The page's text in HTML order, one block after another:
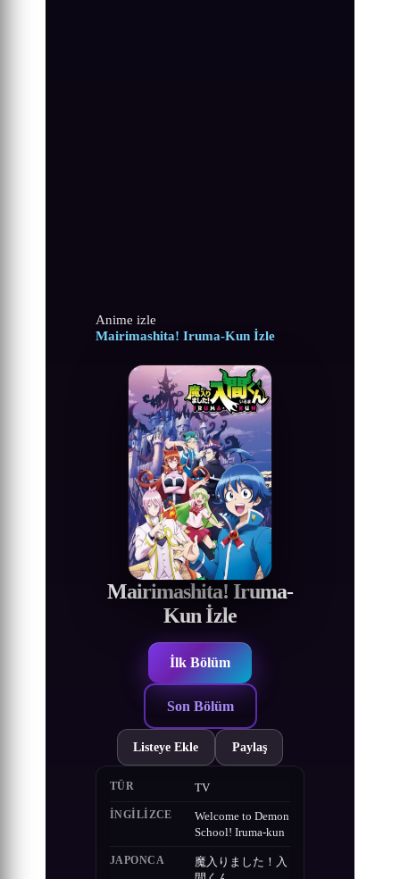
Anime izle
Mairimashita! Iruma-Kun İzle
Mairimashita! Iruma-
Kun İzle
İlk Bölüm
Son Bölüm
Listeye Ekle Paylaş
TÜR TV
İNGILIZCE
Welcome to Demon
School! Iruma-kun
JAPONCA
魔入りました！入